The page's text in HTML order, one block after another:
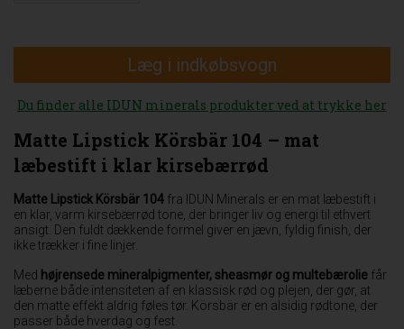
Læg i indkøbsvogn
Du finder alle IDUN minerals produkter ved at trykke her
Matte Lipstick Körsbär 104 – mat
læbestift i klar kirsebærrød
Matte Lipstick Körsbär 104 fra IDUN Minerals er en mat læbestift i
en klar, varm kirsebærrød tone, der bringer liv og energi til ethvert
ansigt. Den fuldt dækkende formel giver en jævn, fyldig finish, der
ikke trækker i fine linjer.
Med højrensede mineralpigmenter, sheasmør og multebærolie får
læberne både intensiteten af en klassisk rød og plejen, der gør, at
den matte effekt aldrig føles tør. Körsbär er en alsidig rødtone, der
passer både hverdag og fest.